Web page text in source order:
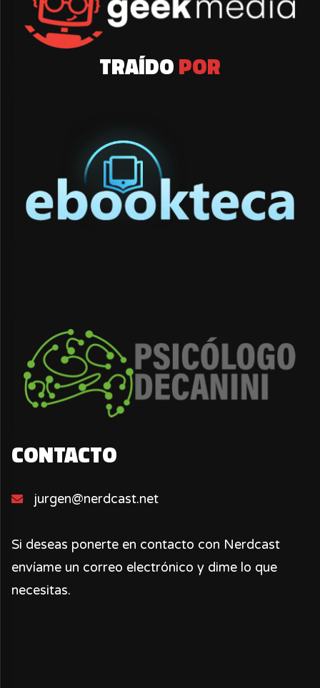
TRAÍDOPOR
CONTACTO
jurgen@nerdcast.net
Si deseas ponerte en contacto con Nerdcast
envíame un correo electrónico y dime lo que
necesitas.